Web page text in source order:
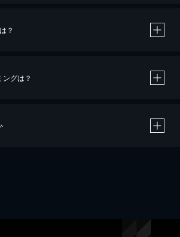
クレジットカード決済による作品の購入 / レンタルです。
よる作品の購入 / レンタルは、20％のポイント還元です。
？
グは？